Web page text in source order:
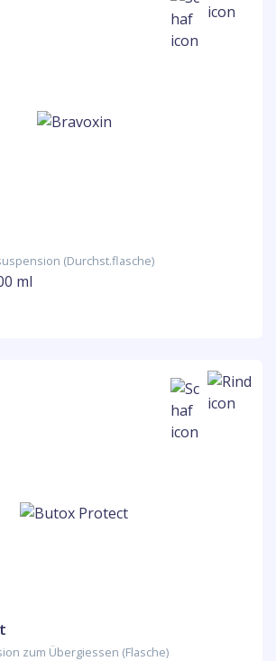
(Durchst.flasche)
ml
zum Übergiessen (Flasche)